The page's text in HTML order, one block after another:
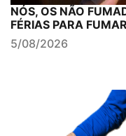
NÓS, OS NÃO
FÉRIAS PARA FUMAR
5/08/2026